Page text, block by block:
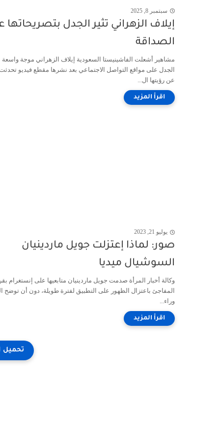
سبتمبر 8, 2025
إيلاف الزهراني تثير الجدل بتصريحاتها
الصداقة
مشاهير أشعلت الفاشينيستا السعودية إيلاف الزهراني موجة
الجدل على مواقع التواصل الاجتماعي بعد نشرها مقطع فيديو
عن رؤيتها ال...
يوليو 21, 2023
صور: لماذا إعتزلت جويل ماردينيان
السوشيال ميديا
وكالة أخبار المرأة صدمت جويل ماردينيان متابعيها على إنستغرام
المفاجئ باعتزال الظهور على التطبيق لفترة طويلة، دون أن توضح
وراء...